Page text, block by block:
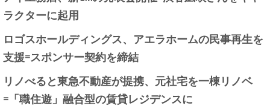
ラクターに起用
ロゴスホールディングス、アエラホームの民事再生を
支援=スポンサー契約を締結
リノべると東急不動産が提携、元社宅を一棟リノベ
=「職住遊」融合型の賃貸レジデンスに